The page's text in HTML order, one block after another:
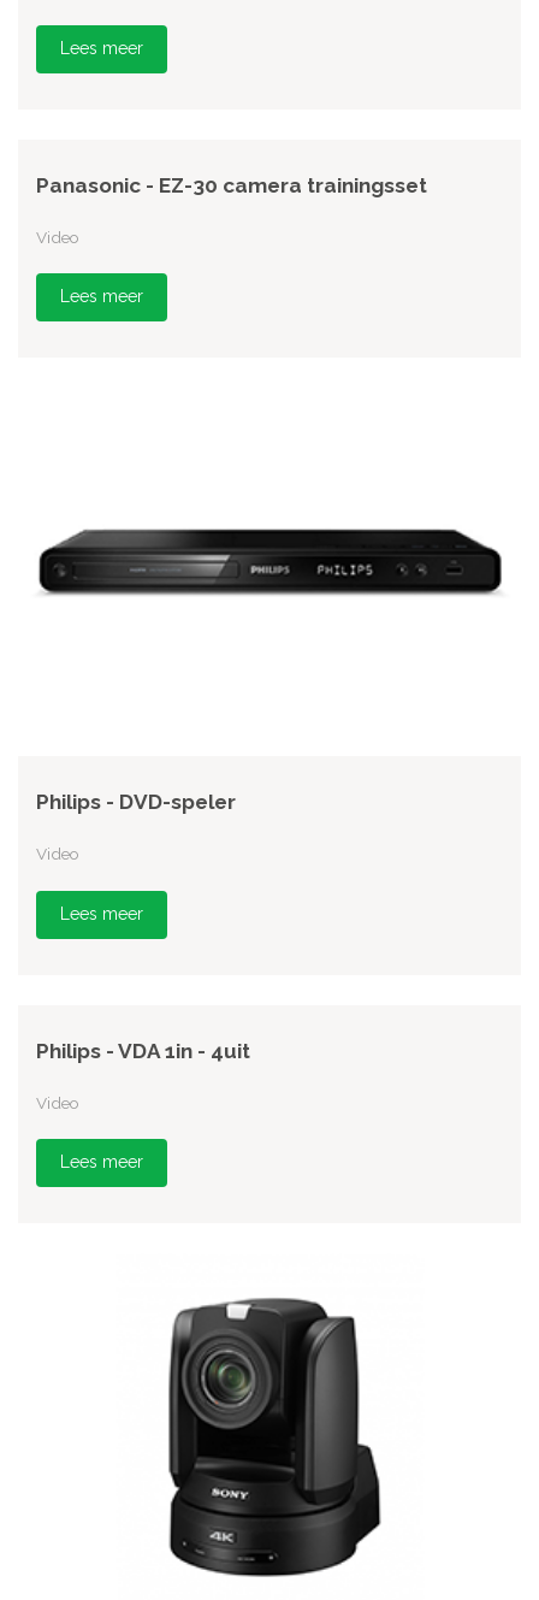
Lees meer
Panasonic - EZ-30 camera trainingsset
Video
Lees meer
Philips - DVD-speler
Video
Lees meer
Philips - VDA 1in - 4uit
Video
Lees meer